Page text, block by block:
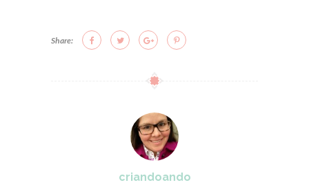
Share:
criandoando